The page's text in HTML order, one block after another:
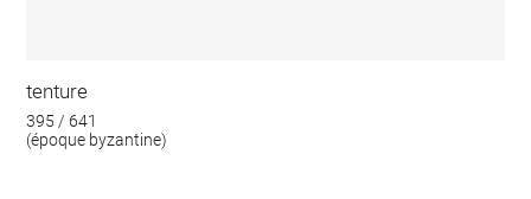
tenture
395 / 641
(époque byzantine)